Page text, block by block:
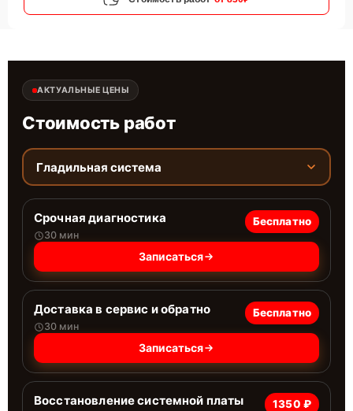
АКТУАЛЬНЫЕ ЦЕНЫ
Стоимость работ
Гладильная система
Срочная диагностика
30 мин
Бесплатно
Записаться
Доставка в сервис и обратно
30 мин
Бесплатно
Записаться
Восстановление системной платы 1350 ₽